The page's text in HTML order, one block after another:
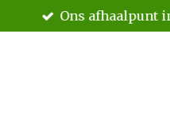
Ons afhaalpunt